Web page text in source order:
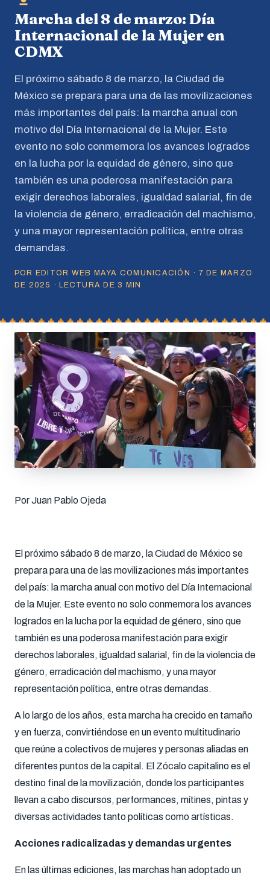
Marcha del 8 de marzo: Día
Internacional de la Mujer en
CDMX
El próximo sábado 8 de marzo, la Ciudad de
México se prepara para una de las movilizaciones
más importantes del país: la marcha anual con
motivo del Día Internacional de la Mujer. Este
evento no solo conmemora los avances logrados
en la lucha por la equidad de género, sino que
también es una poderosa manifestación para
exigir derechos laborales, igualdad salarial, fin de
la violencia de género, erradicación del machismo,
y una mayor representación política, entre otras
demandas.
POR EDITOR WEB MAYA COMUNICACIÓN · 7 DE MARZO
DE 2025 · LECTURA DE 3 MIN
Por Juan Pablo Ojeda
El próximo sábado 8 de marzo, la Ciudad de México se
prepara para una de las movilizaciones más importantes
del país: la marcha anual con motivo del Día Internacional
de la Mujer. Este evento no solo conmemora los avances
logrados en la lucha por la equidad de género, sino que
también es una poderosa manifestación para exigir
derechos laborales, igualdad salarial, fin de la violencia de
género, erradicación del machismo, y una mayor
representación política, entre otras demandas.
A lo largo de los años, esta marcha ha crecido en tamaño
y en fuerza, convirtiéndose en un evento multitudinario
que reúne a colectivos de mujeres y personas aliadas en
diferentes puntos de la capital. El Zócalo capitalino es el
destino final de la movilización, donde los participantes
llevan a cabo discursos, performances, mítines, pintas y
diversas actividades tanto políticas como artísticas.
Acciones radicalizadas y demandas urgentes
En las últimas ediciones, las marchas han adoptado un